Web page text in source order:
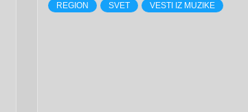
REGION SVET VESTI IZ MUZIKE